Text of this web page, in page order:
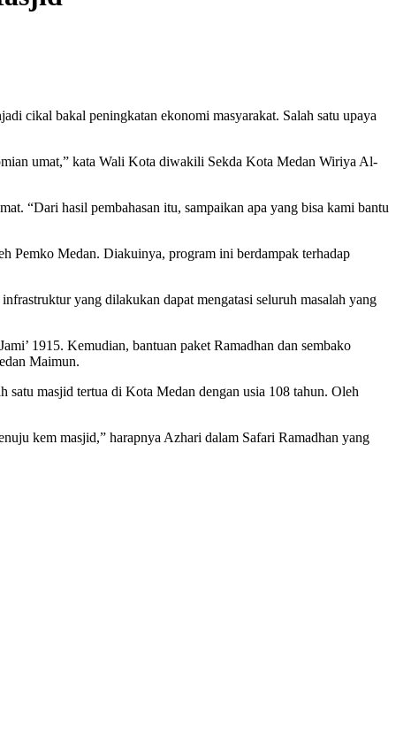
cikal bakal peningkatan ekonomi masyarakat. Salah satu upaya
umat,” kata Wali Kota diwakili Sekda Kota Medan Wiriya Al-
“Dari hasil pembahasan itu, sampaikan apa yang bisa kami bantu
Pemko Medan. Diakuinya, program ini berdampak terhadap
yang dilakukan dapat mengatasi seluruh masalah yang
1915. Kemudian, bantuan paket Ramadhan dan sembako
Maimun.
masjid tertua di Kota Medan dengan usia 108 tahun. Oleh
kem masjid,” harapnya Azhari dalam Safari Ramadhan yang